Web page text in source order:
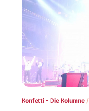
Konfetti - Die Kolumne/